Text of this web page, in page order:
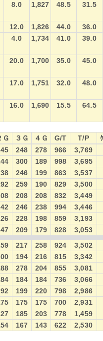
8.0 1,827 48.5 31.5
12.0 1,826 44.0 36.0
4.0 1,734 41.0 39.0
20.0 1,700 35.0 45.0
17.0 1,751 32.0 48.0
16.0 1,690 15.5 64.5
Ｇ ３Ｇ ４Ｇ G/T T/P
Ｇ ３Ｇ ４Ｇ G/T T/P
248 278 966 3,769
300 189 998 3,695
246 199 863 3,537
259 190 829 3,500
208 208 832 3,449
246 238 994 3,446
228 198 859 3,193
209 179 828 3,053
217 258 924 3,502
194 216 815 3,342
278 204 855 3,081
184 184 736 3,066
199 220 798 2,986
175 175 700 2,931
185 203 778 1,459
167 143 622 2,530